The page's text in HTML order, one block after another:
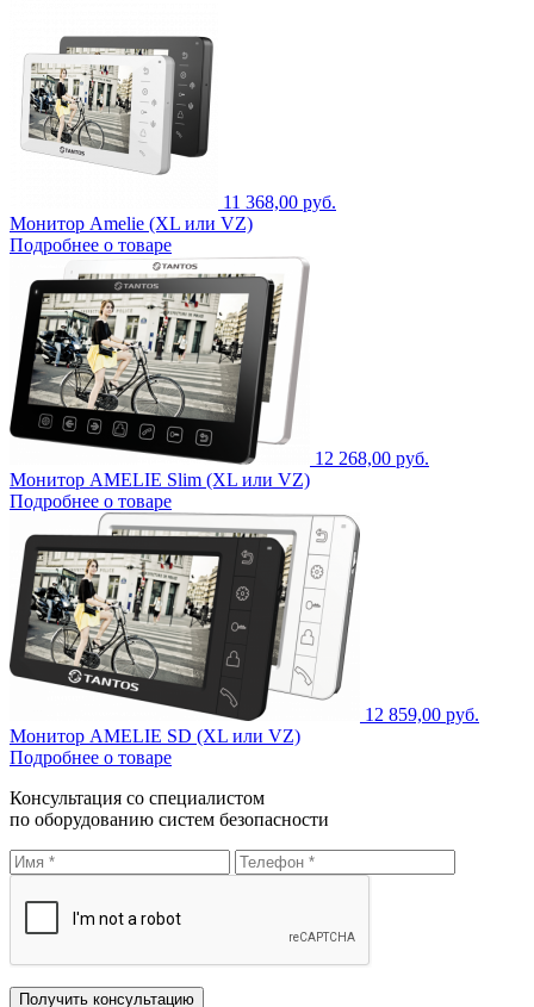
11 368,00 руб.
Монитор Amelie (XL или VZ)
Подробнее о товаре
12 268,00 руб.
Монитор AMELIE Slim (XL или VZ)
Подробнее о товаре
12 859,00 руб.
Монитор AMELIE SD (XL или VZ)
Подробнее о товаре
Консультация со специалистом
по оборудованию систем безопасности